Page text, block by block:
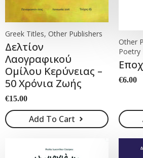
Greek Titles, Other Publishers
Δελτίον
Λαογραφικού
Ομίλου Κερύνειας –
50 Χρόνια Ζωής
€15.00
Add To Cart
Other
Poetry
€6.00